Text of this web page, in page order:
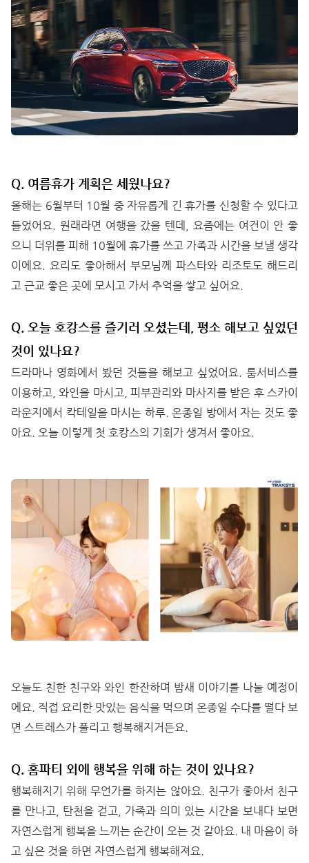
Q. 여름휴가 계획은 세웠나요?
올해는 6월부터 10월 중 자유롭게 긴 휴가를 신청할 수 있다고
들었어요. 원래라면 여행을 갔을 텐데, 요즘에는 여건이 안 좋
으니 더위를 피해 10월에 휴가를 쓰고 가족과 시간을 보낼 생각
이에요. 요리도 좋아해서 부모님께 파스타와 리조토도 해드리
고 근교 좋은 곳에 모시고 가서 추억을 쌓고 싶어요.
Q. 오늘 호캉스를 즐기러 오셨는데, 평소 해보고 싶었던
것이 있나요?
드라마나 영화에서 봤던 것들을 해보고 싶었어요. 룸서비스를
이용하고, 와인을 마시고, 피부관리와 마사지를 받은 후 스카이
라운지에서 칵테일을 마시는 하루. 온종일 방에서 자는 것도 좋
아요. 오늘 이렇게 첫 호캉스의 기회가 생겨서 좋아요.
오늘도 친한 친구와 와인 한잔하며 밤새 이야기를 나눌 예정이
에요. 직접 요리한 맛있는 음식을 먹으며 온종일 수다를 떨다 보
면 스트레스가 풀리고 행복해지거든요.
Q. 홈파티 외에 행복을 위해 하는 것이 있나요?
행복해지기 위해 무언가를 하지는 않아요. 친구가 좋아서 친구
를 만나고, 탄천을 걷고, 가족과 의미 있는 시간을 보내다 보면
자연스럽게 행복을 느끼는 순간이 오는 것 같아요. 내 마음이 하
고 싶은 것을 하면 자연스럽게 행복해져요.